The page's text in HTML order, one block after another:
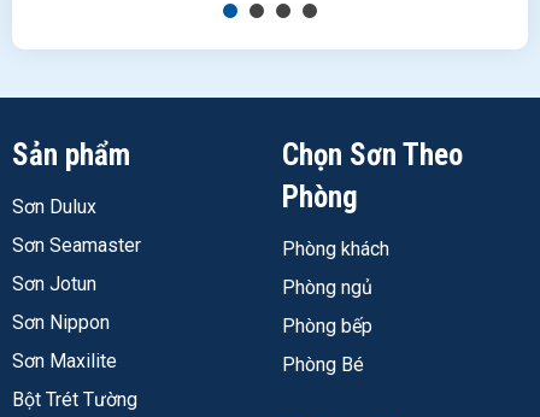
Sản phẩm
Sơn Dulux
Sơn Seamaster
Sơn Jotun
Sơn Nippon
Sơn Maxilite
Bột Trét Tường
Chọn Sơn Theo
Phòng
Phòng khách
Phòng ngủ
Phòng bếp
Phòng Bé